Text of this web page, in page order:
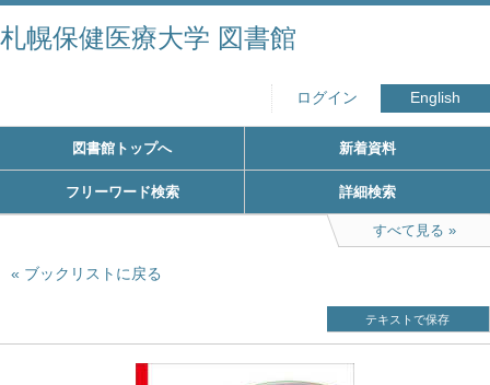
札幌保健医療大学 図書館
ログイン English
図書館トップへ 新着資料
フリーワード検索 詳細検索
すべて見る
ブックリストに戻る
テキストで保存